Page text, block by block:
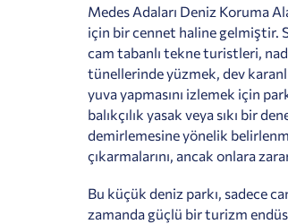
Medes Adaları Deniz Koruma
için bir cennet haline gelmiştir.
cam tabanlı tekne turistleri,
tünellerinde yüzmek, dev
yuva yapmasını izlemek için
balıkçılık yasak veya sıkı bir
demirlemesine yönelik
çıkarmalarını, ancak onlara
Bu küçük deniz parkı, sadece
zamanda güçlü bir turizm